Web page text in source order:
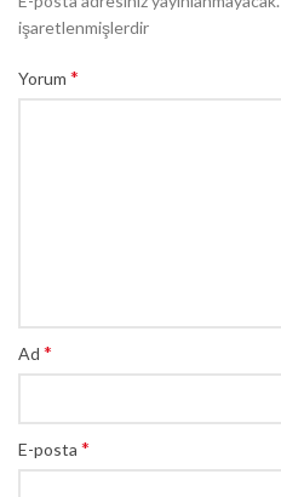
işaretlenmişlerdir
Yorum *
Ad *
E-posta *